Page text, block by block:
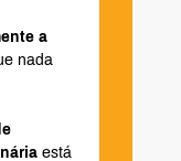
a
nada
está